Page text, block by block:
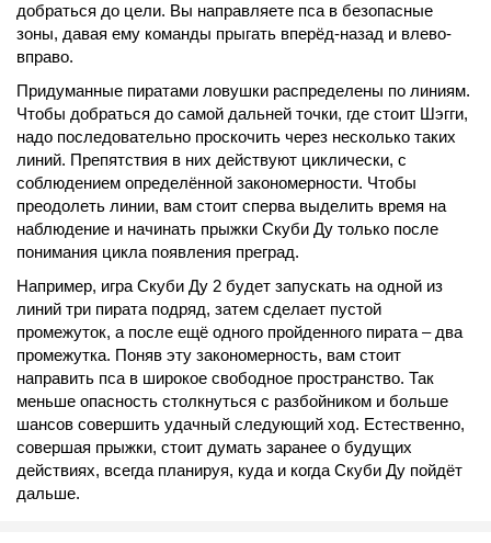
добраться до цели. Вы направляете пса в безопасные
зоны, давая ему команды прыгать вперёд-назад и влево-
вправо.
Придуманные пиратами ловушки распределены по линиям.
Чтобы добраться до самой дальней точки, где стоит Шэгги,
надо последовательно проскочить через несколько таких
линий. Препятствия в них действуют циклически, с
соблюдением определённой закономерности. Чтобы
преодолеть линии, вам стоит сперва выделить время на
наблюдение и начинать прыжки Скуби Ду только после
понимания цикла появления преград.
Например, игра Скуби Ду 2 будет запускать на одной из
линий три пирата подряд, затем сделает пустой
промежуток, а после ещё одного пройденного пирата – два
промежутка. Поняв эту закономерность, вам стоит
направить пса в широкое свободное пространство. Так
меньше опасность столкнуться с разбойником и больше
шансов совершить удачный следующий ход. Естественно,
совершая прыжки, стоит думать заранее о будущих
действиях, всегда планируя, куда и когда Скуби Ду пойдёт
дальше.